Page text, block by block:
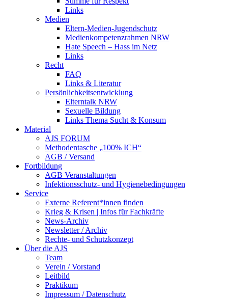
Links
Medien
Eltern-Medien-Jugendschutz
Medienkompetenzrahmen NRW
Hate Speech – Hass im Netz
Links
Recht
FAQ
Links & Literatur
Persönlichkeitsentwicklung
Elterntalk NRW
Sexuelle Bildung
Links Thema Sucht & Konsum
Material
AJS FORUM
Methodentasche „100% ICH“
AGB / Versand
Fortbildung
AGB Veranstaltungen
Infektionsschutz- und Hygienebedingungen
Service
Externe Referent*innen finden
Krieg & Krisen | Infos für Fachkräfte
News-Archiv
Newsletter / Archiv
Rechte- und Schutzkonzept
Über die AJS
Team
Verein / Vorstand
Leitbild
Praktikum
Impressum / Datenschutz